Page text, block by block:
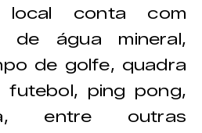
local conta com
de água mineral,
de golfe, quadra
futebol, ping pong,
entre outras